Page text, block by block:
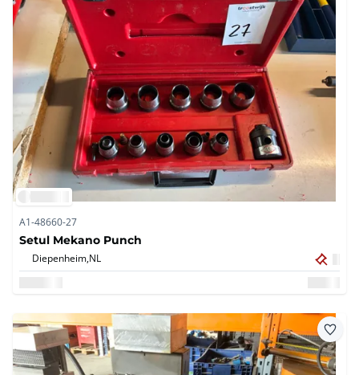
A1-48660-27
Setul Mekano Punch
Diepenheim,NL